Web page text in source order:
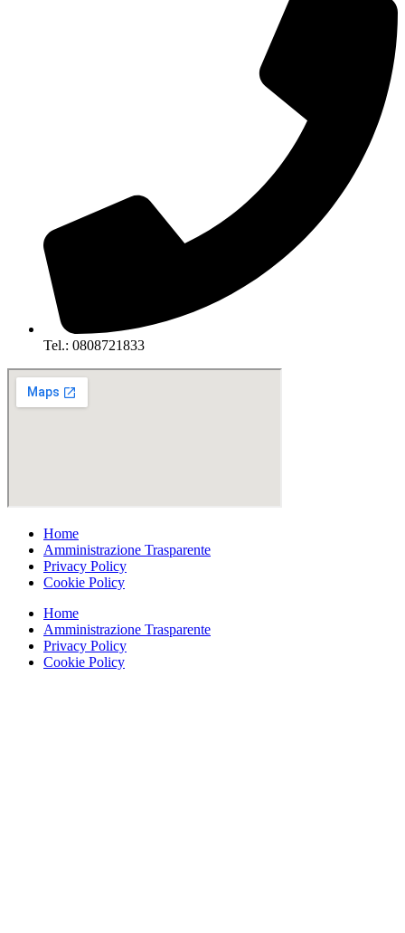
Tel.: 0808721833
Home
Amministrazione Trasparente
Privacy Policy
Cookie Policy
Home
Amministrazione Trasparente
Privacy Policy
Cookie Policy